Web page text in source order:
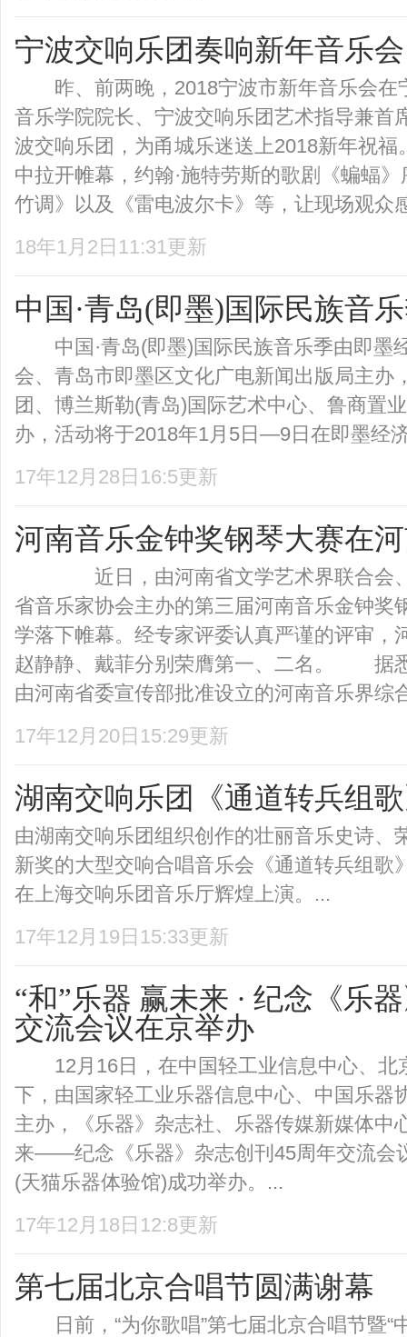
宁波交响乐团奏响新年音乐
昨、前两晚，2018宁波市新年音乐会在
音乐学院院长、宁波交响乐团艺术指导兼首
波交响乐团，为甬城乐迷送上2018新年
中拉开帷幕，约翰·施特劳斯的歌剧《蝙蝠
竹调》以及《雷电波尔卡》等，让现场观众
18年1月2日11:31更新
中国·青岛(即墨)国际民族音
中国·青岛(即墨)国际民族音乐季由即墨
会、青岛市即墨区文化广电新闻出版局主办
团、博兰斯勒(青岛)国际艺术中心、鲁商置
办，活动将于2018年1月5日—9日在即墨经
17年12月28日16:5更新
河南音乐金钟奖钢琴大赛在
近日，由河南省文学艺术界联合会、
省音乐家协会主办的第三届河南音乐金钟奖
学落下帷幕。经专家评委认真严谨的评审，
赵静静、戴菲分别荣膺第一、二名。 据
由河南省委宣传部批准设立的河南音乐界综
17年12月20日15:29更新
湖南交响乐团《通道转兵组
由湖南交响乐团组织创作的壮丽音乐史诗、
新奖的大型交响合唱音乐会《通道转兵组歌
在上海交响乐团音乐厅辉煌上演。...
17年12月19日15:33更新
“和”乐器 赢未来 · 纪念《乐
交流会议在京举办
12月16日，在中国轻工业信息中心、北
下，由国家轻工业乐器信息中心、中国乐器
主办，《乐器》杂志社、乐器传媒新媒体中
来——纪念《乐器》杂志创刊45周年交流会
(天猫乐器体验馆)成功举办。...
17年12月18日12:8更新
第七届北京合唱节圆满谢幕
日前，“为你歌唱”第七届北京合唱节暨“